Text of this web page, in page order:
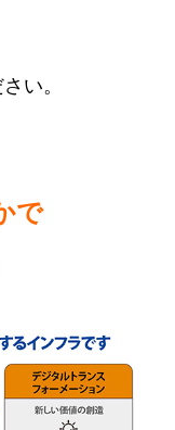
い。
で